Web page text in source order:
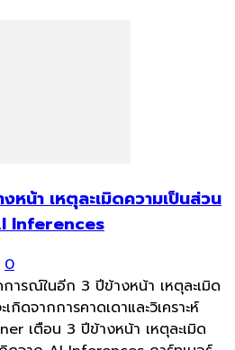
น้า เหตุละเมิดความเป็นส่วน
Inferences
0
ารณ์ในอีก 3 ปีข้างหน้า เหตุละเมิด
ดจากการคาดเดาและวิเคราะห์
เตือน 3 ปีข้างหน้า เหตุละเมิด